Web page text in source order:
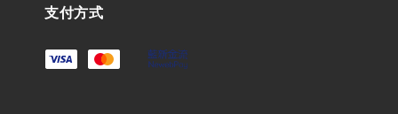
支付方式